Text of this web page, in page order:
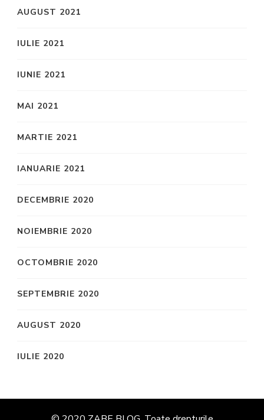
AUGUST 2021
IULIE 2021
IUNIE 2021
MAI 2021
MARTIE 2021
IANUARIE 2021
DECEMBRIE 2020
NOIEMBRIE 2020
OCTOMBRIE 2020
SEPTEMBRIE 2020
AUGUST 2020
IULIE 2020